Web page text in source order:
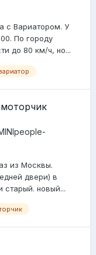
с Вариатором. У
По городу
до 80 км/ч, но...
из Москвы.
двери) в
старый. новый...